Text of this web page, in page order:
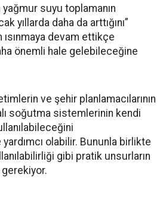
yağmur suyu toplamanın
yıllarda daha da arttığını”
devam ettikçe
önemli hale gelebileceğine
ve şehir planlamacılarının
soğutma sistemlerinin kendi
olabilir. Bununla birlikte
gibi pratik unsurların
gerekiyor.